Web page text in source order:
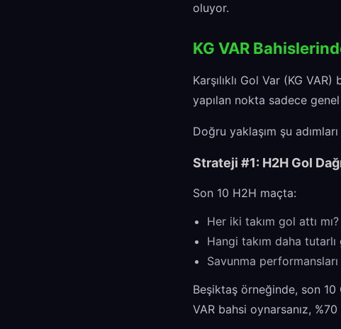
oluyor.
KG VAR
Karşılıklı Gol Var (KG
yapılan nokta sadece
Doğru yaklaşım şu
Strateji #1: H2H Gol
Son 10 H2H maçta:
Her iki takım gol attı
Hangi takım daha tutarlı
Savunma performansları
Beşiktaş örneğinde, son 10
VAR bahsi oynarsanız, %70